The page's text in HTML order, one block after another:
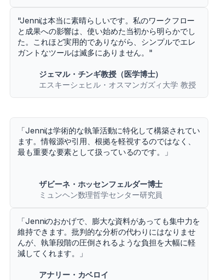
"Jenniは本当に素晴らしいです。私のワークフロー
と成果への影響は、使い始めた当初から明らかでし
た。これほど実用的でありながら、シンプルでエレ
ガントなツールは滅多にありません。"
ジェマル・チンギ教授（医学博士）
エスキーシェヒル・オスマンガズィ大学 教授
「Jenniは学術的な執筆活動に特化して構築されてい
ます。情報源や引用、根拠を軽視するのではなく、
最も重要な要素として扱っているのです。」
ザビーネ・ホッセンフェルダー博士
ミュンヘン数理哲学センター研究員
「Jenniのおかげで、膨大な資料があっても集中力を
維持できます。批判的な分析の代わりにはなりませ
んが、執筆段階の圧倒されるような負担を大幅に軽
減してくれます。」
アナリー・カベロイ